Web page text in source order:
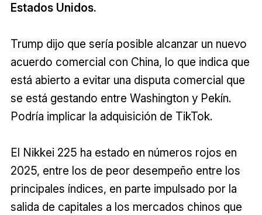
Estados Unidos.
Trump dijo que sería posible alcanzar un nuevo
acuerdo comercial con China, lo que indica que
está abierto a evitar una disputa comercial que
se está gestando entre Washington y Pekín.
Podría implicar la adquisición de TikTok.
El Nikkei 225 ha estado en números rojos en
2025, entre los de peor desempeño entre los
principales índices, en parte impulsado por la
salida de capitales a los mercados chinos que